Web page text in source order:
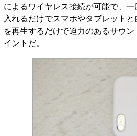
によるワイヤレス接続が可能で、
入れるだけでスマホやタブレット
を再生するだけで迫力のあるサウ
イントだ。